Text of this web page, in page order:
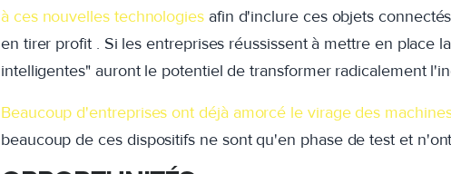
à ces nouvelles technologies afin d'inclure ces objets
en tirer profit . Si les entreprises réussissent à mettre en place
intelligentes" auront le potentiel de transformer radicalement
Beaucoup d'entreprises ont déjà amorcé le virage des
beaucoup de ces dispositifs ne sont qu'en phase de test et